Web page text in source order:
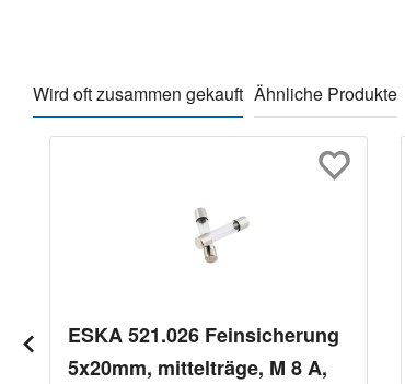
Wird oft zusammen gekauft Ähnliche Produkte
ESKA 521.026 Feinsicherung
5x20mm, mittelträge, M 8 A,